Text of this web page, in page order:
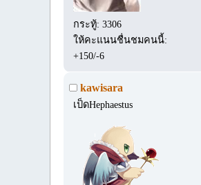
กระทู้: 3306
ให้คะแนนชื่นชมคนนี้:
+150/-6
kawisara
เป็ดHephaestus